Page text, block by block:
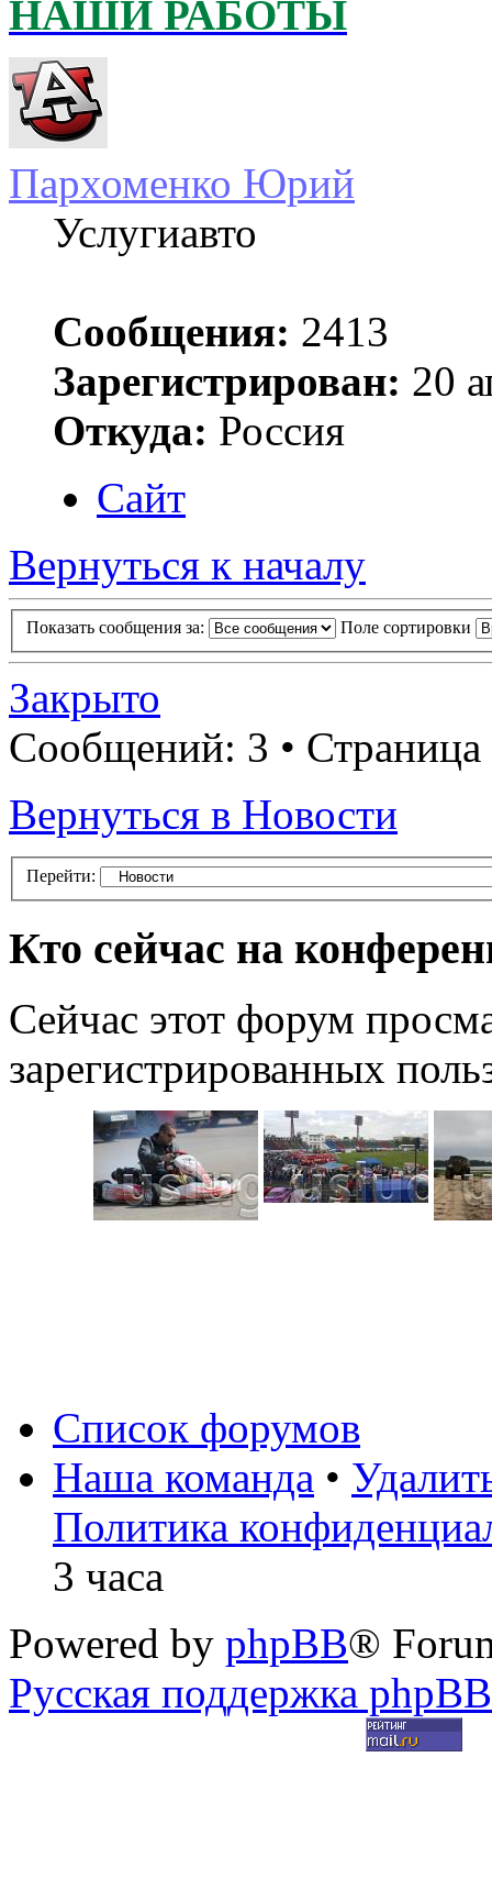
НАШИ РАБОТЫ
Пархоменко Юрий
Услугиавто
Сообщения: 2413
Зарегистрирован: 20
Откуда: Россия
Сайт
Вернуться к началу
Показать сообщения за: Поле сортировки
Закрыто
Сообщений: 3 • Страница
Вернуться в Новости
Перейти:
Кто сейчас на
Сейчас этот форум
зарегистрированных
Список форумов
Наша команда •
Политика
3 часа
Powered by phpBB®
Русская поддержка phpBB